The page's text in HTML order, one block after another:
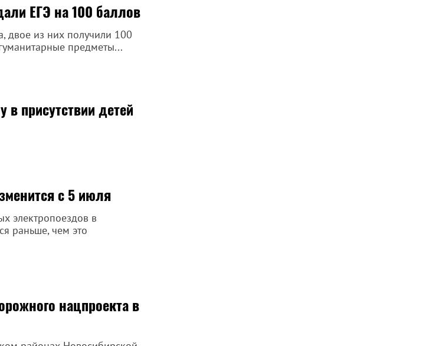
ЕГЭ на 100 баллов
двое из них получили 100
предметы...
присутствии детей
с 5 июля
электропоездов в
раньше, чем это
нацпроекта в